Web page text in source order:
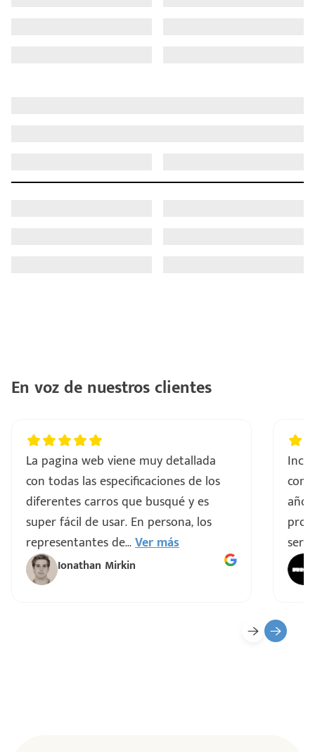
En voz de nuestros clientes
La pagina web viene muy detallada
con todas las especificaciones de los
diferentes carros que busqué y es
super fácil de usar. En persona, los
representantes de...Ver más
Ionathan Mirkin